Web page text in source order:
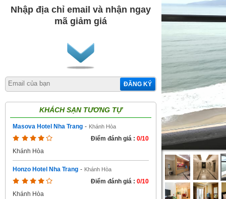
Nhập địa chỉ email và nhận ngay
mã giảm giá
ĐĂNG KÝ
KHÁCH SẠN TƯƠNG TỰ
Masova Hotel Nha Trang - Khánh Hòa
Điểm đánh giá : 0/10
Khánh Hòa
Honzo Hotel Nha Trang - Khánh Hòa
Điểm đánh giá : 0/10
Khánh Hòa